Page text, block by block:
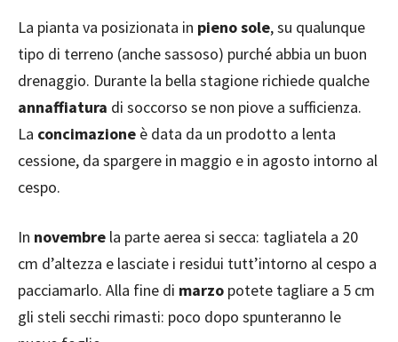
La pianta va posizionata in pieno sole, su qualunque
tipo di terreno (anche sassoso) purché abbia un buon
drenaggio. Durante la bella stagione richiede qualche
annaffiatura di soccorso se non piove a sufficienza.
La concimazione è data da un prodotto a lenta
cessione, da spargere in maggio e in agosto intorno al
cespo.
In novembre la parte aerea si secca: tagliatela a 20
cm d’altezza e lasciate i residui tutt’intorno al cespo a
pacciamarlo. Alla fine di marzo potete tagliare a 5 cm
gli steli secchi rimasti: poco dopo spunteranno le